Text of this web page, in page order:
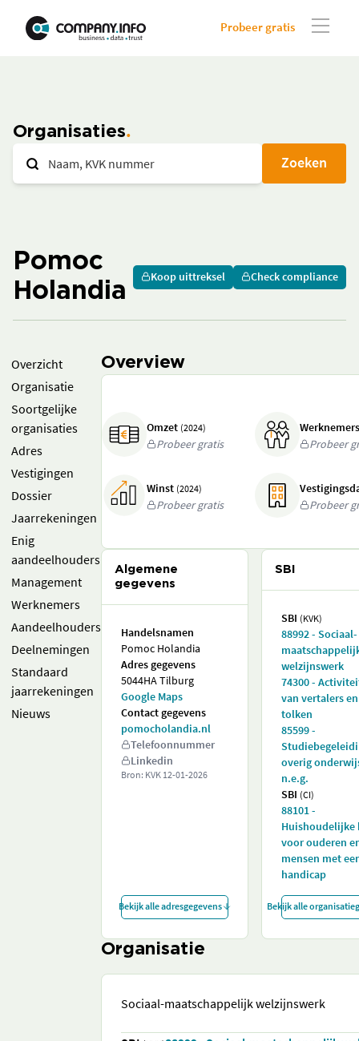
Probeer gratis
Organisaties
Zoeken
Pomoc
Holandia
Koop uittreksel Check compliance
Overzicht
Organisatie
Soortgelijke
organisaties
Adres
Vestigingen
Dossier
Jaarrekeningen
Enig
aandeelhouders
Management
Werknemers
Aandeelhouders
Deelnemingen
Standaard
jaarrekeningen
Nieuws
Overview
Omzet (2024)
Probeer gratis
Probeer
Winst (2024)
Probeer gratis
Probeer
Algemene
gegevens
Handelsnamen
Pomoc Holandia
Adres gegevens
5044HA Tilburg
Google Maps
Contact gegevens
pomocholandia.nl
Telefoonnummer
Linkedin
Bron: KVK 12-01-2026
Bekijk alle adresgegevens
SBI
SBI (KVK)
88992 - Sociaal-
welzijnswerk
74300 -
van vertalers en
tolken
85599 -
overig
n.e.g.
SBI (CI)
88101 -
Huishoudelijke
voor ouderen
mensen met
handicap
Bekijk alle
Organisatie
Sociaal-maatschappelijk welzijnswerk